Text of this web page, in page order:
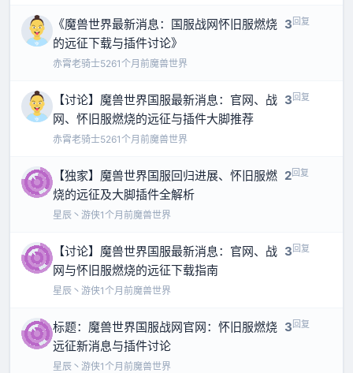
《魔兽世界最新消息：国服战网怀旧服燃烧
的远征下载与插件讨论》
赤霄老骑士5261个月前魔兽世界
3 回复
【讨论】魔兽世界国服最新消息：官网、战
网、怀旧服燃烧的远征与插件大脚推荐
赤霄老骑士5261个月前魔兽世界
3 回复
【独家】魔兽世界国服回归进展、怀旧服燃
烧的远征及大脚插件全解析
星辰丶游侠1个月前魔兽世界
2回复
【讨论】魔兽世界国服最新消息：官网、战
网与怀旧服燃烧的远征下载指南
星辰丶游侠1个月前魔兽世界
3 回复
标题：魔兽世界国服战网官网：怀旧服燃烧
远征新消息与插件讨论
星辰丶游侠1个月前魔兽世界
3 回复